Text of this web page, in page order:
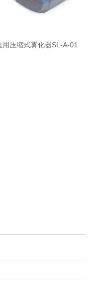
用压缩式雾化器SL-A-01